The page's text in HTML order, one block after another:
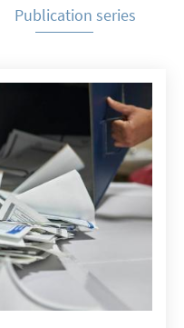
Publication series